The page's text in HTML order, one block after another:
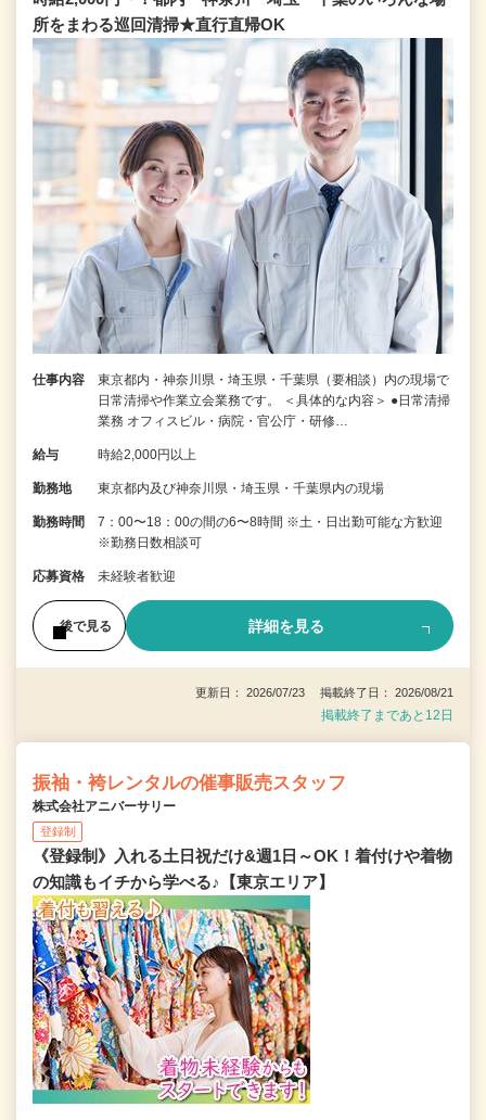
所をまわる巡回清掃★直行直帰OK
仕事内容
東京都内・神奈川県・埼玉県・千葉県（要相談）内の現場で
日常清掃や作業立会業務です。 ＜具体的な内容＞ ●日常清掃
業務 オフィスビル・病院・官公庁・研修…
給与 時給2,000円以上
勤務地 東京都内及び神奈川県・埼玉県・千葉県内の現場
勤務時間
7：00〜18：00の間の6〜8時間 ※土・日出勤可能な方歓迎
※勤務日数相談可
応募資格 未経験者歓迎
後で見る 詳細を見る
更新日： 2026/07/23 掲載終了日： 2026/08/21
掲載終了まであと12日
振袖・袴レンタルの催事販売スタッフ
株式会社アニバーサリー
登録制
《登録制》入れる土日祝だけ&週1日～OK！着付けや着物
の知識もイチから学べる♪【東京エリア】